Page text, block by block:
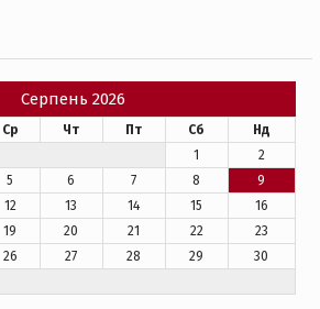
Серпень 2026
Ср Чт Пт Сб
Нд
1
2
5 6 7 8
9
12 13 14 15
16
19 20 21 22
23
26 27 28 29
30